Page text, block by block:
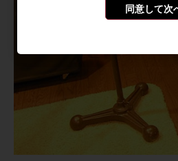
同意して次